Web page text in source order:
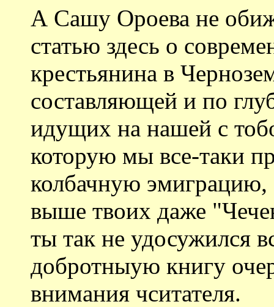
А Сашу Ороева не
статью здесь о
крестьянина в
составляющей и по
идущих на нашей с
которую мы все-таки
колбачную эмиграцию,
выше твоих даже
ты так не удосужился
добротныую книгу
внимания чситателя.